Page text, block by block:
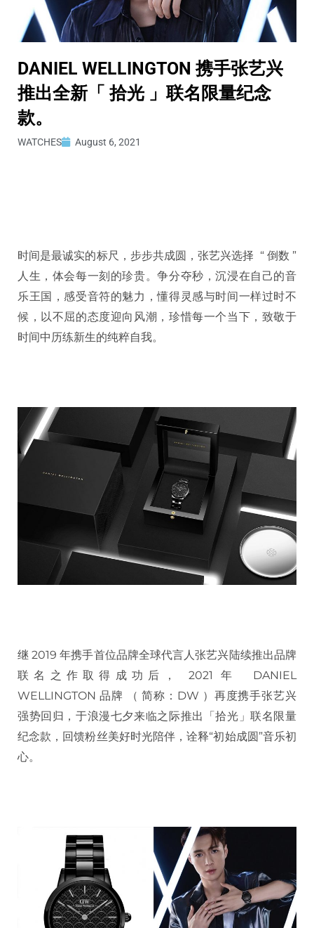
DANIEL WELLINGTON 携手张艺兴
推出全新「 拾光 」联名限量纪念
款。
WATCHES August 6, 2021
时间是最诚实的标尺，步步共成圆，张艺兴选择 “ 倒数 ”
人生，体会每一刻的珍贵。争分夺秒，沉浸在自己的音
乐王国，感受音符的魅力，懂得灵感与时间一样过时不
候，以不屈的态度迎向风潮，珍惜每一个当下，致敬于
时间中历练新生的纯粹自我。
继 2019 年携手首位品牌全球代言人张艺兴陆续推出品牌
联名之作取得成功后， 2021 年 DANIEL
WELLINGTON 品牌 （ 简称：DW ）再度携手张艺兴
强势回归，于浪漫七夕来临之际推出「拾光」联名限量
纪念款，回馈粉丝美好时光陪伴，诠释“初始成圆”音乐初
心。